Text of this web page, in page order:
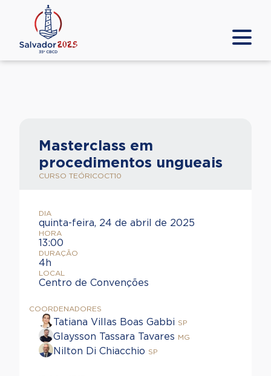
Masterclass em
procedimentos ungueais
CURSO TEÓRICOCT10
DIA
quinta-feira, 24 de abril de 2025
HORA
13:00
DURAÇÃO
4h
LOCAL
Centro de Convenções
COORDENADORES
Tatiana Villas Boas Gabbi SP
Glaysson Tassara Tavares MG
Nilton Di Chiacchio SP